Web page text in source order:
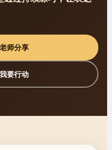
师分享
要行动